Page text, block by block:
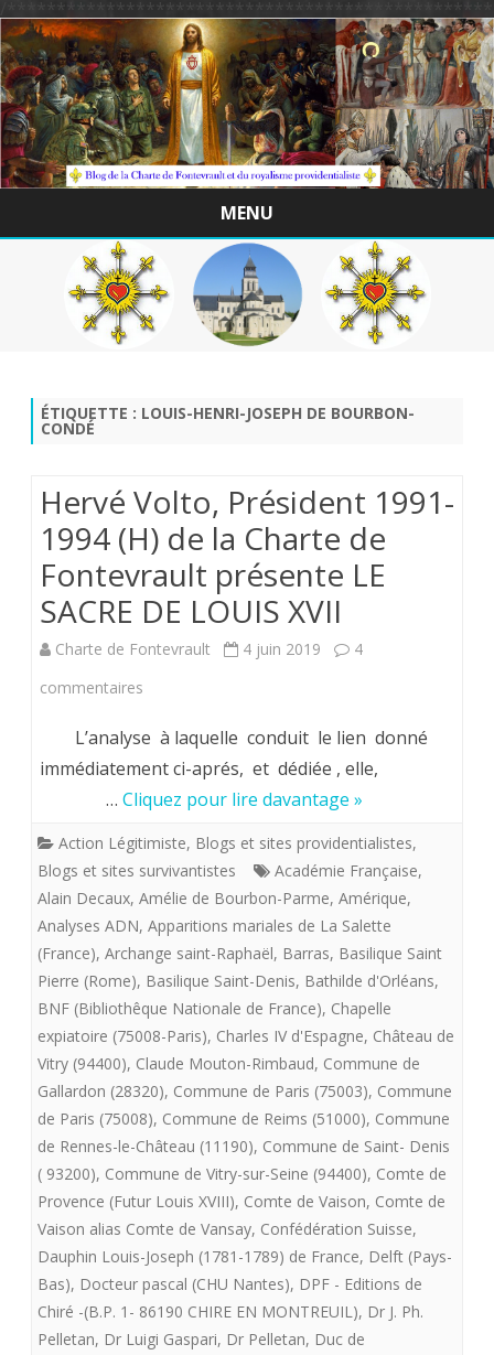
/
MENU
Skip
to
content
ÉTIQUETTE : LOUIS-HENRI-JOSEPH DE BOURBON-
CONDÉ
Hervé Volto, Président 1991-
1994 (H) de la Charte de
Fontevrault présente LE
SACRE DE LOUIS XVII
Charte de Fontevrault 4 juin 2019
4
commentaires
Volto,
Président
1991-
1994
(H)
de
Charte
de
Fontevrault
présente
SACRE
DE
LOUIS
XVII
L’analyse à laquelle conduit le lien donné
immédiatement ci-aprés, et dédiée , elle,
… Cliquez pour lire davantage »
Action Légitimiste, Blogs et sites providentialistes,
Blogs et sites survivantistes
Académie Française,
Alain Decaux, Amélie de Bourbon-Parme, Amérique,
Analyses ADN, Apparitions mariales de La Salette
(France), Archange saint-Raphaël, Barras, Basilique Saint
Pierre (Rome), Basilique Saint-Denis, Bathilde d'Orléans,
BNF (Bibliothêque Nationale de France), Chapelle
expiatoire (75008-Paris), Charles IV d'Espagne, Château de
Vitry (94400), Claude Mouton-Rimbaud, Commune de
Gallardon (28320), Commune de Paris (75003), Commune
de Paris (75008), Commune de Reims (51000), Commune
de Rennes-le-Château (11190), Commune de Saint- Denis
( 93200), Commune de Vitry-sur-Seine (94400), Comte de
Provence (Futur Louis XVIII), Comte de Vaison, Comte de
Vaison alias Comte de Vansay, Confédération Suisse,
Dauphin Louis-Joseph (1781-1789) de France, Delft (Pays-
Bas), Docteur pascal (CHU Nantes), DPF - Editions de
Chiré -(B.P. 1- 86190 CHIRE EN MONTREUIL), Dr J. Ph.
Pelletan, Dr Luigi Gaspari, Dr Pelletan, Duc de